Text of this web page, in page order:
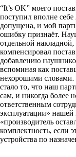
“It’s OK” моего
поступил вполне
допущена, и мой
ошибку признаёт.
отдельной
компенсировал
добавлению
вспоминая как
нехорошими
стало то, что наш
сам, и никогда более
ответственным
эксплуатации» нашей
«производитель
комплектность, если
устройства по